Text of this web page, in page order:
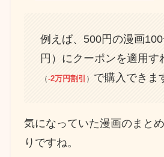
例えば、500円の漫画
円）にクーポンを適用す
（-2万円割引 ） で購入できま
気になっていた漫画のまと
りですね。